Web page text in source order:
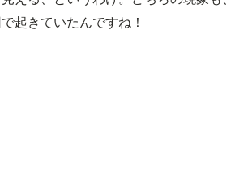
起きていたんですね！